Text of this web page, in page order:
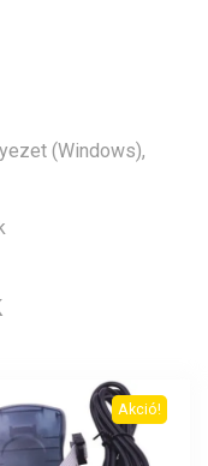
(Windows),
Akció!